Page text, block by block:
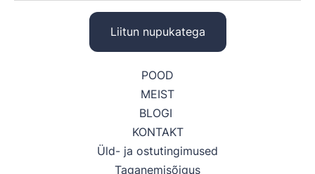
POOD
MEIST
BLOGI
KONTAKT
Üld- ja ostutingimused
Taganemisõigus